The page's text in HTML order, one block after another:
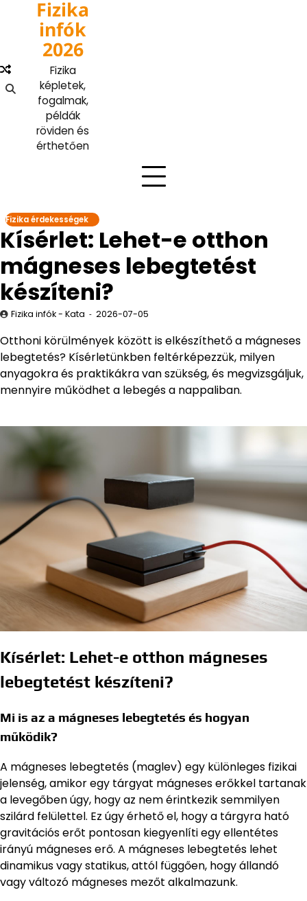
content
Fizika
infók
2026
Fizika
képletek,
fogalmak,
példák
röviden és
érthetően
Fizika érdekességek
Kísérlet: Lehet-e otthon
mágneses lebegtetést
készíteni?
Fizika infók - Kata 2026-07-05
Otthoni körülmények között is elkészíthető a mágneses
lebegtetés? Kísérletünkben feltérképezzük, milyen
anyagokra és praktikákra van szükség, és megvizsgáljuk,
mennyire működhet a lebegés a nappaliban.
Kísérlet: Lehet-e otthon mágneses
lebegtetést készíteni?
Mi is az a mágneses lebegtetés és hogyan
működik?
A mágneses lebegtetés (maglev) egy különleges fizikai
jelenség, amikor egy tárgyat mágneses erőkkel tartanak
a levegőben úgy, hogy az nem érintkezik semmilyen
szilárd felülettel. Ez úgy érhető el, hogy a tárgyra ható
gravitációs erőt pontosan kiegyenlíti egy ellentétes
irányú mágneses erő. A mágneses lebegtetés lehet
dinamikus vagy statikus, attól függően, hogy állandó
vagy változó mágneses mezőt alkalmazunk.